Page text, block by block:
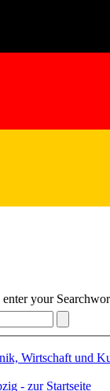
enter your
Wirtschaft und